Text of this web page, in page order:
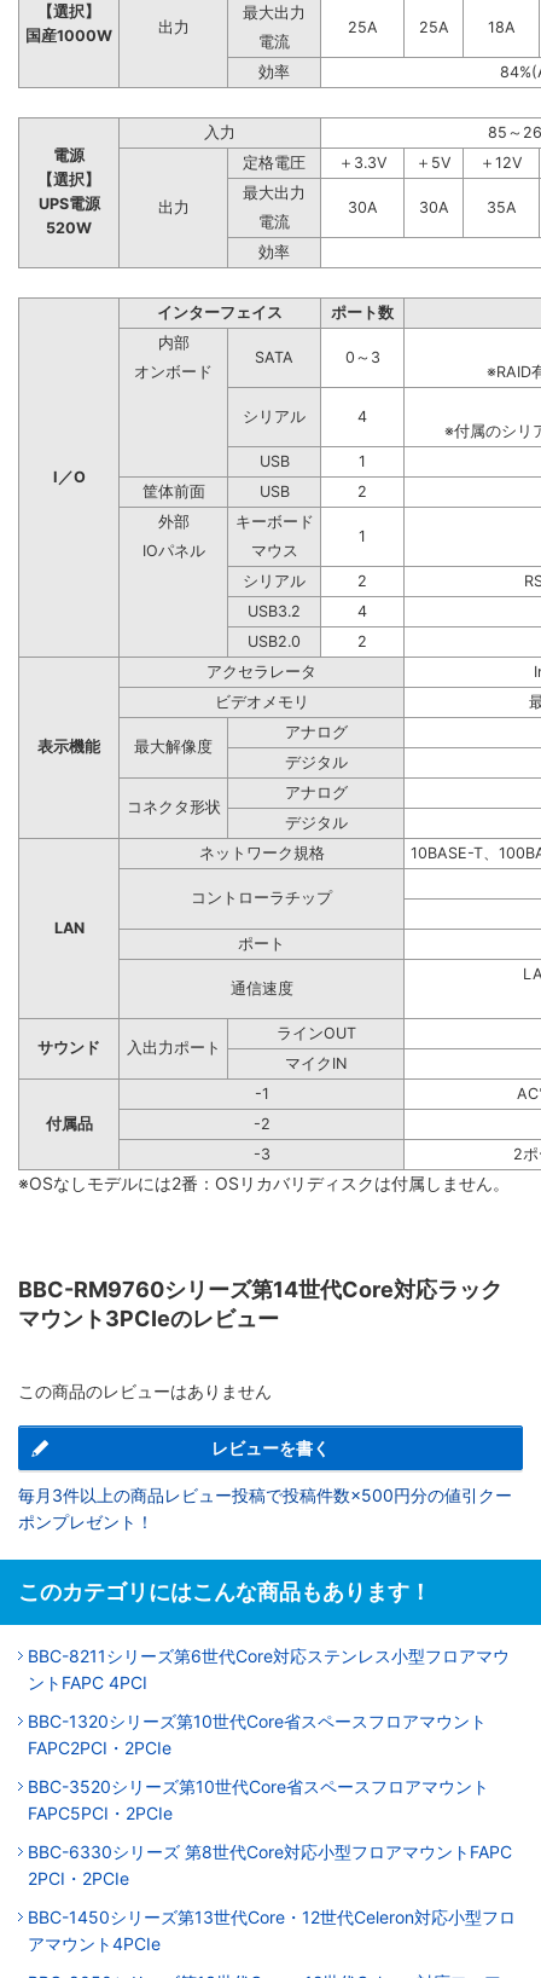
【選択】
国産1000W
出力
最大出力
25A
25A
18A
電流
効率
電源
【選択】
UPS電源
520W
入力 85～
出力
定格電圧 ＋3.3V ＋5V
＋12V
最大出力
30A
30A
35A
電流
効率
I／O
インターフェイス
ポート数
内部
SATA
0～3
オンボード
※RAID
シリアル
4
※付属のシリ
USB
1
筐体前面
USB
2
外部
キーボード
1
IOパネル
マウス
シリアル
2
USB3.2
4
USB2.0
2
表示機能
アクセラレータ
ビデオメモリ
最大解像度
アナログ
デジタル
コネクタ形状
アナログ
デジタル
LAN
ネットワーク規格 10BASE-T、
コントローラチップ
ポート
通信速度
サウンド 入出力ポート
ラインOUT
マイクIN
付属品
-1
-2
-3
2
※OSなしモデルには2番：OSリカバリディスクは付属しません。
BBC-RM9760シリーズ第14世代Core対応ラック
マウント3PCIeのレビュー
この商品のレビューはありません
レビューを書く
毎月3件以上の商品レビュー投稿で投稿件数×500円分の値引クー
ポンプレゼント！
このカテゴリにはこんな商品もあります！
BBC-8211シリーズ第6世代Core対応ステンレス小型フロアマウ
ントFAPC 4PCI
BBC-1320シリーズ第10世代Core省スペースフロアマウント
FAPC2PCI・2PCIe
BBC-3520シリーズ第10世代Core省スペースフロアマウント
FAPC5PCI・2PCIe
BBC-6330シリーズ 第8世代Core対応小型フロアマウントFAPC
2PCI・2PCIe
BBC-1450シリーズ第13世代Core・12世代Celeron対応小型フロ
アマウント4PCIe